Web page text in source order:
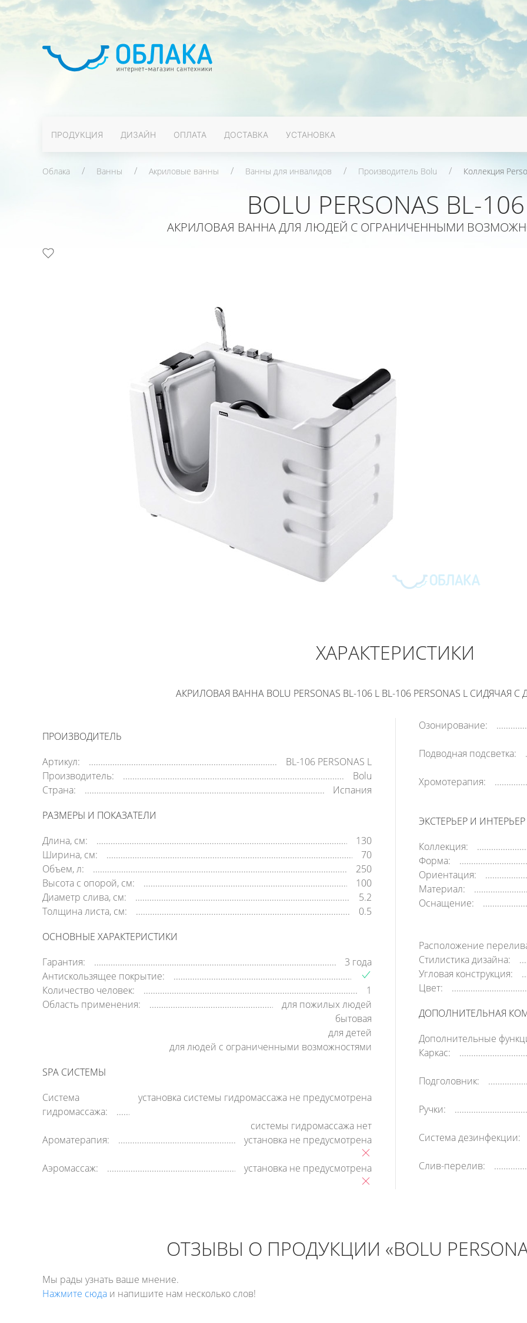
ПРОДУКЦИЯ ДИЗАЙН ОПЛАТА ДОСТАВКА УСТАНОВКА
Облака Ванны Акриловые ванны Ванны для инвалидов Производитель Bolu Коллекция
BOLU PERSONAS BL-
АКРИЛОВАЯ ВАННА ДЛЯ ЛЮДЕЙ С ОГРАНИЧЕННЫМИ
210 000 РУБ
ХАРАКТЕРИСТИКИ
АКРИЛОВАЯ ВАННА BOLU PERSONAS BL-106 L BL-106 PERSONAS L СИДЯЧАЯ С
ПРОИЗВОДИТЕЛЬ
Артикул:
BL-106 PERSONAS L
Производитель:
Bolu
Страна:
Испания
РАЗМЕРЫ И ПОКАЗАТЕЛИ
Длина, см:
130
Ширина, см:
70
Объем, л:
250
Высота с опорой, см:
100
Диаметр слива, см:
5.2
Толщина листа, см:
0.5
ОСНОВНЫЕ ХАРАКТЕРИСТИКИ
Гарантия:
3 года
Антискользящее покрытие:
Количество человек:
1
Область применения:
для пожилых людей
бытовая
для детей
для людей с ограниченными возможностями
SPA СИСТЕМЫ
Система
гидромассажа:
установка системы гидромассажа не предусмотрена
системы гидромассажа нет
Ароматерапия:
установка не предусмотрена
Аэромассаж: установка не предусмотрена
Озонирование:
Подводная подсветка:
Хромотерапия:
ЭКСТЕРЬЕР И ИНТЕРЬЕР
Коллекция:
Форма:
Ориентация:
Материал:
Оснащение:
Расположение
Стилистика дизайна:
Угловая конструкция:
Цвет:
ДОПОЛНИТЕЛЬНАЯ
Дополнительные
Каркас:
Подголовник:
Ручки:
Система дезинфекции:
Слив-перелив:
ОТЗЫВЫ О ПРОДУКЦИИ «BOLU
Мы рады узнать ваше мнение.
Нажмите сюда и напишите нам несколько слов!